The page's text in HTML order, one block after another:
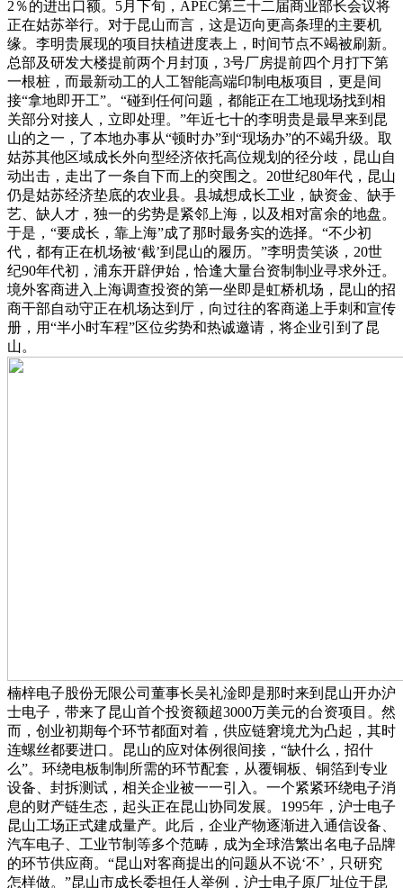
2％的进出口额。5月下旬，APEC第三十二届商业部长会议将
正在姑苏举行。对于昆山而言，这是迈向更高条理的主要机
缘。李明贵展现的项目扶植进度表上，时间节点不竭被刷新。
总部及研发大楼提前两个月封顶，3号厂房提前四个月打下第
一根桩，而最新动工的人工智能高端印制电板项目，更是间
接“拿地即开工”。“碰到任何问题，都能正在工地现场找到相
关部分对接人，立即处理。”年近七十的李明贵是最早来到昆
山的之一，了本地办事从“顿时办”到“现场办”的不竭升级。取
姑苏其他区域成长外向型经济依托高位规划的径分歧，昆山自
动出击，走出了一条自下而上的突围之。20世纪80年代，昆山
仍是姑苏经济垫底的农业县。县城想成长工业，缺资金、缺手
艺、缺人才，独一的劣势是紧邻上海，以及相对富余的地盘。
于是，“要成长，靠上海”成了那时最务实的选择。“不少初
代，都有正在机场被‘截’到昆山的履历。”李明贵笑谈，20世
纪90年代初，浦东开辟伊始，恰逢大量台资制制业寻求外迁。
境外客商进入上海调查投资的第一坐即是虹桥机场，昆山的招
商干部自动守正在机场达到厅，向过往的客商递上手刺和宣传
册，用“半小时车程”区位劣势和热诚邀请，将企业引到了昆
山。
楠梓电子股份无限公司董事长吴礼淦即是那时来到昆山开办沪
士电子，带来了昆山首个投资额超3000万美元的台资项目。然
而，创业初期每个环节都面对着，供应链窘境尤为凸起，其时
连螺丝都要进口。昆山的应对体例很间接，“缺什么，招什
么”。环绕电板制制所需的环节配套，从覆铜板、铜箔到专业
设备、封拆测试，相关企业被一一引入。一个紧紧环绕电子消
息的财产链生态，起头正在昆山协同发展。1995年，沪士电子
昆山工场正式建成量产。此后，企业产物逐渐进入通信设备、
汽车电子、工业节制等多个范畴，成为全球浩繁出名电子品牌
的环节供应商。“昆山对客商提出的问题从不说‘不’，只研究
怎样做。”昆山市成长委担任人举例，沪士电子原厂址位于昆